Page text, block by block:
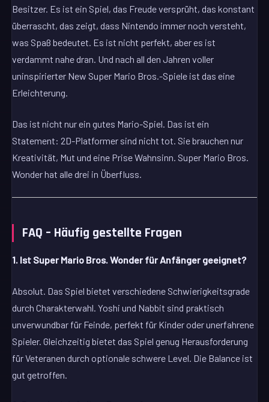
Besitzer. Es ist ein Spiel, das Freude versprüht, das konstant
überrascht, das zeigt, dass Nintendo immer noch versteht,
was Spaß bedeutet. Es ist nicht perfekt, aber es ist
verdammt nahe dran. Und nach all den Jahren voller
uninspirierter New Super Mario Bros.-Spiele ist das eine
Erleichterung.
Das ist nicht nur ein gutes Mario-Spiel. Das ist ein
Statement: 2D-Platformer sind nicht tot. Sie brauchen nur
Kreativität, Mut und eine Prise Wahnsinn. Super Mario Bros.
Wonder hat alle drei in Überfluss.
FAQ – Häufig gestellte Fragen
1. Ist Super Mario Bros. Wonder für Anfänger geeignet?
Absolut. Das Spiel bietet verschiedene Schwierigkeitsgrade
durch Charakterwahl. Yoshi und Nabbit sind praktisch
unverwundbar für Feinde, perfekt für Kinder oder unerfahrene
Spieler. Gleichzeitig bietet das Spiel genug Herausforderung
für Veteranen durch optionale schwere Level. Die Balance ist
gut getroffen.